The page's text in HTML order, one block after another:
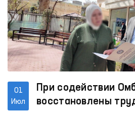
01
Июл
При содействии
восстановлены